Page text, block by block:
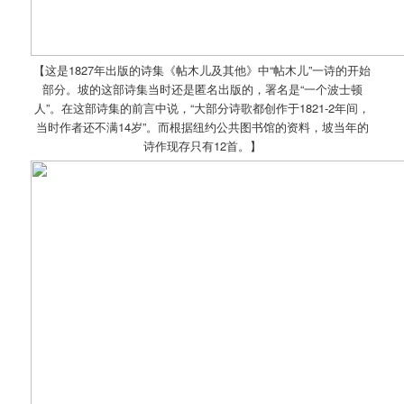
【这是1827年出版的诗集《帖木儿及其他》中“帖木儿”一诗的开始
部分。坡的这部诗集当时还是匿名出版的，署名是“一个波士顿
人”。在这部诗集的前言中说，“大部分诗歌都创作于1821-2年间，
当时作者还不满14岁”。而根据纽约公共图书馆的资料，坡当年的
诗作现存只有12首。】